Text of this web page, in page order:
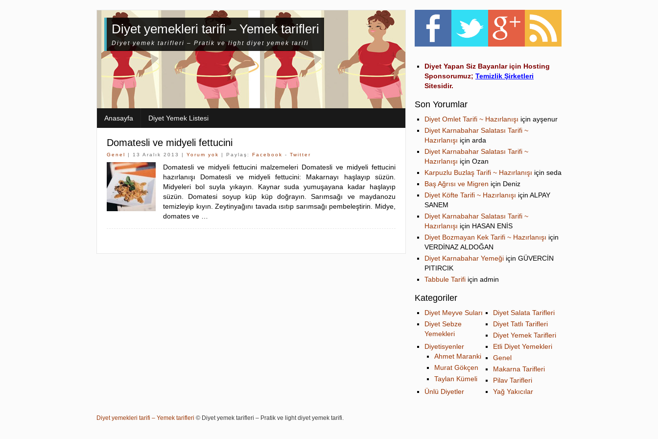
Diyet yemekleri tarifi – Yemek tarifleri
Diyet yemek tarifleri – Pratik ve light diyet yemek tarifi
Anasayfa Diyet Yemek Listesi
Domatesli ve midyeli fettucini
Genel | 13 Aralık 2013 | Yorum yok | Paylaş: Facebook - Twitter
Domatesli ve midyeli fettucini malzemeleri Domatesli ve midyeli fettucini
hazırlanışı Domatesli ve midyeli fettucini: Makarnayı haşlayıp süzün.
Midyeleri bol suyla yıkayın. Kaynar suda yumuşayana kadar haşlayıp
süzün. Domatesi soyup küp küp doğrayın. Sarımsağı ve maydanozu
temizleyip kıyın. Zeytinyağını tavada ısıtıp sarımsağı pembeleştirin. Midye,
domates ve …
Diyet Yapan Siz Bayanlar için Hosting
Sponsorumuz; Temizlik Şirketleri
Sitesidir.
Son Yorumlar
Diyet Omlet Tarifi ~ Hazırlanışı için ayşenur
Diyet Karnabahar Salatası Tarifi ~
Hazırlanışı için arda
Diyet Karnabahar Salatası Tarifi ~
Hazırlanışı için Ozan
Karpuzlu Buzlaş Tarifi ~ Hazırlanışı için seda
Baş Ağrısı ve Migren için Deniz
Diyet Köfte Tarifi ~ Hazırlanışı için ALPAY
SANEM
Diyet Karnabahar Salatası Tarifi ~
Hazırlanışı için HASAN ENİS
Diyet Bozmayan Kek Tarifi ~ Hazırlanışı için
VERDİNAZ ALDOĞAN
Diyet Karnabahar Yemeği için GÜVERCİN
PITIRCIK
Tabbule Tarifi için admin
Kategoriler
Diyet Meyve Suları
Diyet Salata Tarifleri
Diyet Sebze
Yemekleri
Diyet Tatlı Tarifleri
Diyet Yemek Tarifleri
Diyetisyenler
Ahmet Maranki
Murat Gökçen
Taylan Kümeli
Etli Diyet Yemekleri
Genel
Makarna Tarifleri
Pilav Tarifleri
Ünlü Diyetler
Yağ Yakıcılar
Diyet yemekleri tarifi – Yemek tarifleri © Diyet yemek tarifleri – Pratik ve light diyet yemek tarifi.